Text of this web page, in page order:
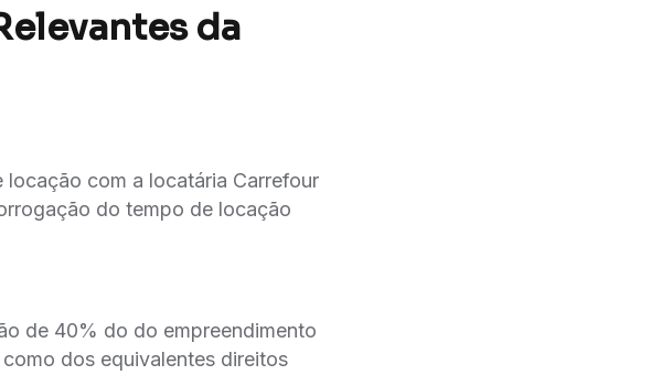
da
com a locatária Carrefour
do tempo de locação
de 40% do do empreendimento
dos equivalentes direitos